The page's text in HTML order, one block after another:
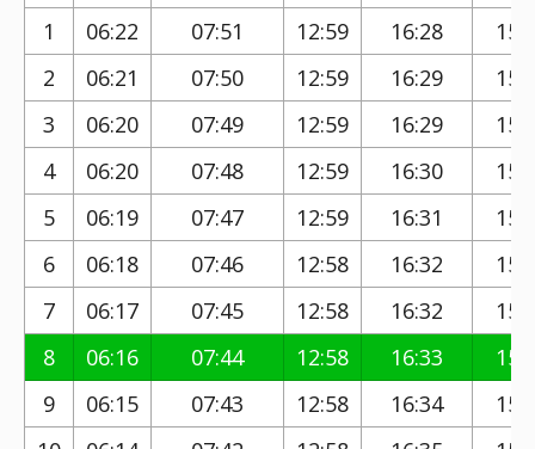
1
06:22 07:51 12:59 16:28
2
06:21 07:50 12:59 16:29
3
06:20 07:49 12:59 16:29
4
06:20 07:48 12:59 16:30
5
06:19 07:47 12:59 16:31
6
06:18 07:46 12:58 16:32
7
06:17 07:45 12:58 16:32
8
06:16 07:44 12:58 16:33
9
06:15 07:43 12:58 16:34